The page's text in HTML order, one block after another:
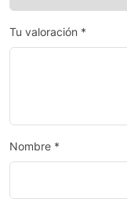
Tu valoración *
Nombre *